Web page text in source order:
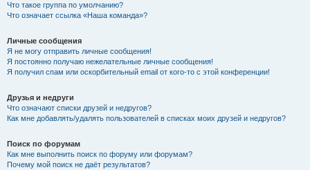
Что такое группа по умолчанию?
Что означает ссылка «Наша команда»?
Личные сообщения
Я не могу отправить личные сообщения!
Я постоянно получаю нежелательные личные сообщения!
Я получил спам или оскорбительный email от кого-то с этой конференции!
Друзья и недруги
Что означают списки друзей и недругов?
Как мне добавлять/удалять пользователей в списках моих друзей и недругов?
Поиск по форумам
Как мне выполнить поиск по форуму или форумам?
Почему мой поиск не даёт результатов?